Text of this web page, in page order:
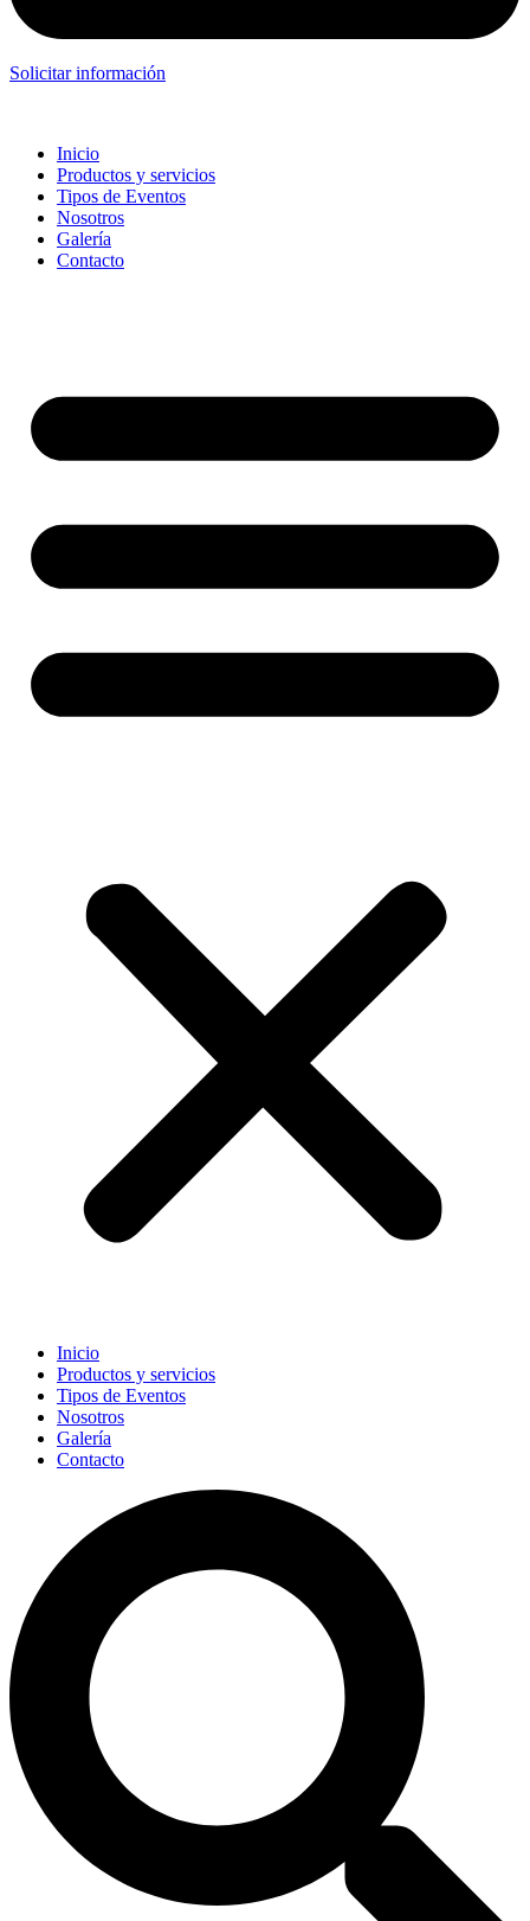
Solicitar información
Inicio
Productos y servicios
Tipos de Eventos
Nosotros
Galería
Contacto
Inicio
Productos y servicios
Tipos de Eventos
Nosotros
Galería
Contacto